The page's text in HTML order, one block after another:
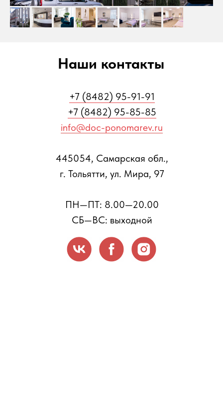
+7 (8482) 95-91-91
+7 (8482) 95-85-85
info@doc-ponomarev.ru
445054, Самарская обл.,
г. Тольятти, ул. Мира, 97
ПН—ПТ: 8.00—20.00
СБ—ВС: выходной
Наши контакты